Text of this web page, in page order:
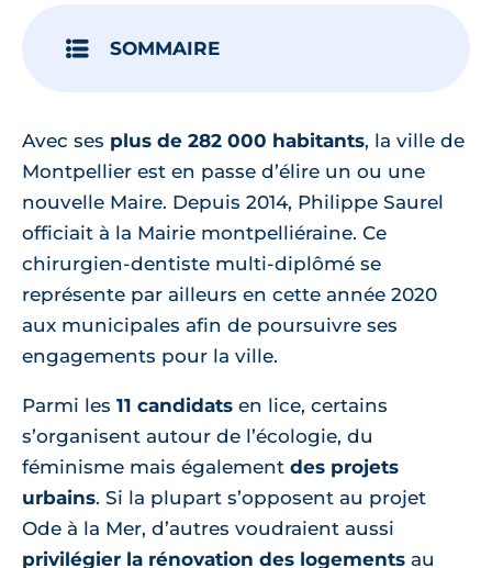
SOMMAIRE
Avec ses plus de 282 000 habitants, la ville de
Montpellier est en passe d’élire un ou une
nouvelle Maire. Depuis 2014, Philippe Saurel
officiait à la Mairie montpelliéraine. Ce
chirurgien-dentiste multi-diplômé se
représente par ailleurs en cette année 2020
aux municipales afin de poursuivre ses
engagements pour la ville.
Parmi les 11 candidats en lice, certains
s’organisent autour de l’écologie, du
féminisme mais également des projets
urbains. Si la plupart s’opposent au projet
Ode à la Mer, d’autres voudraient aussi
privilégier la rénovation des logements au